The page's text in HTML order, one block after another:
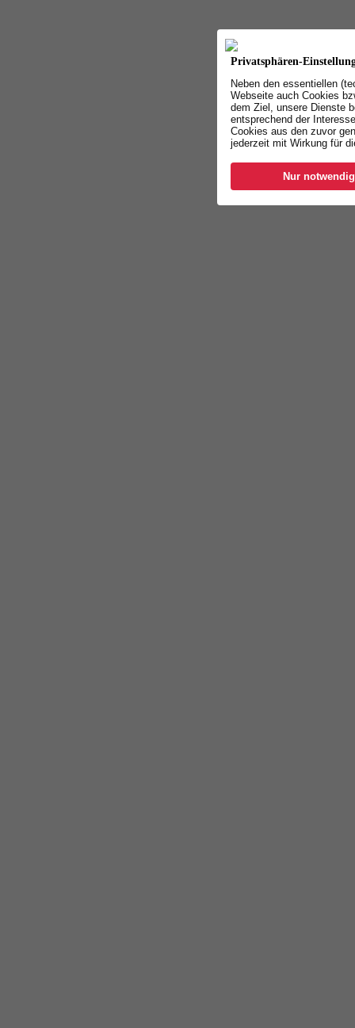
Privatsphären-
Neben den essentiellen
Webseite auch Cookies
dem Ziel, unsere Dienste
entsprechend der
Cookies aus den zuvor
jederzeit mit Wirkung für
Nur